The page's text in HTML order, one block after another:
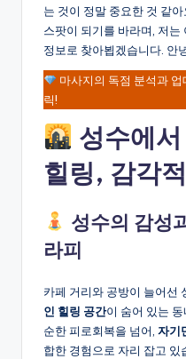
는 것이 정말 중요한 것 같
스팟이 되기를 바라며, 저는
정보로 찾아뵙겠습니다. 안
마사지의 독점 분석과
릭!
성수에
힐링, 감각
성수의 감성
라피
카페 거리와 공방이 늘어선
인 힐링 공간이 숨어 있는
순한 피로회복을 넘어, 자기
합한 경험으로 자리 잡고 있